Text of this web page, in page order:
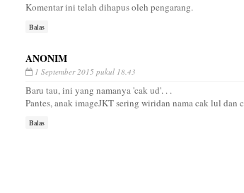
Komentar ini telah dihapus oleh pengarang.
Balas
ANONIM
1 September 2015 pukul 18.43
Baru tau, ini yang namanya 'cak ud'. . .
Pantes, anak imageJKT sering wiridan nama cak lul dan
Balas